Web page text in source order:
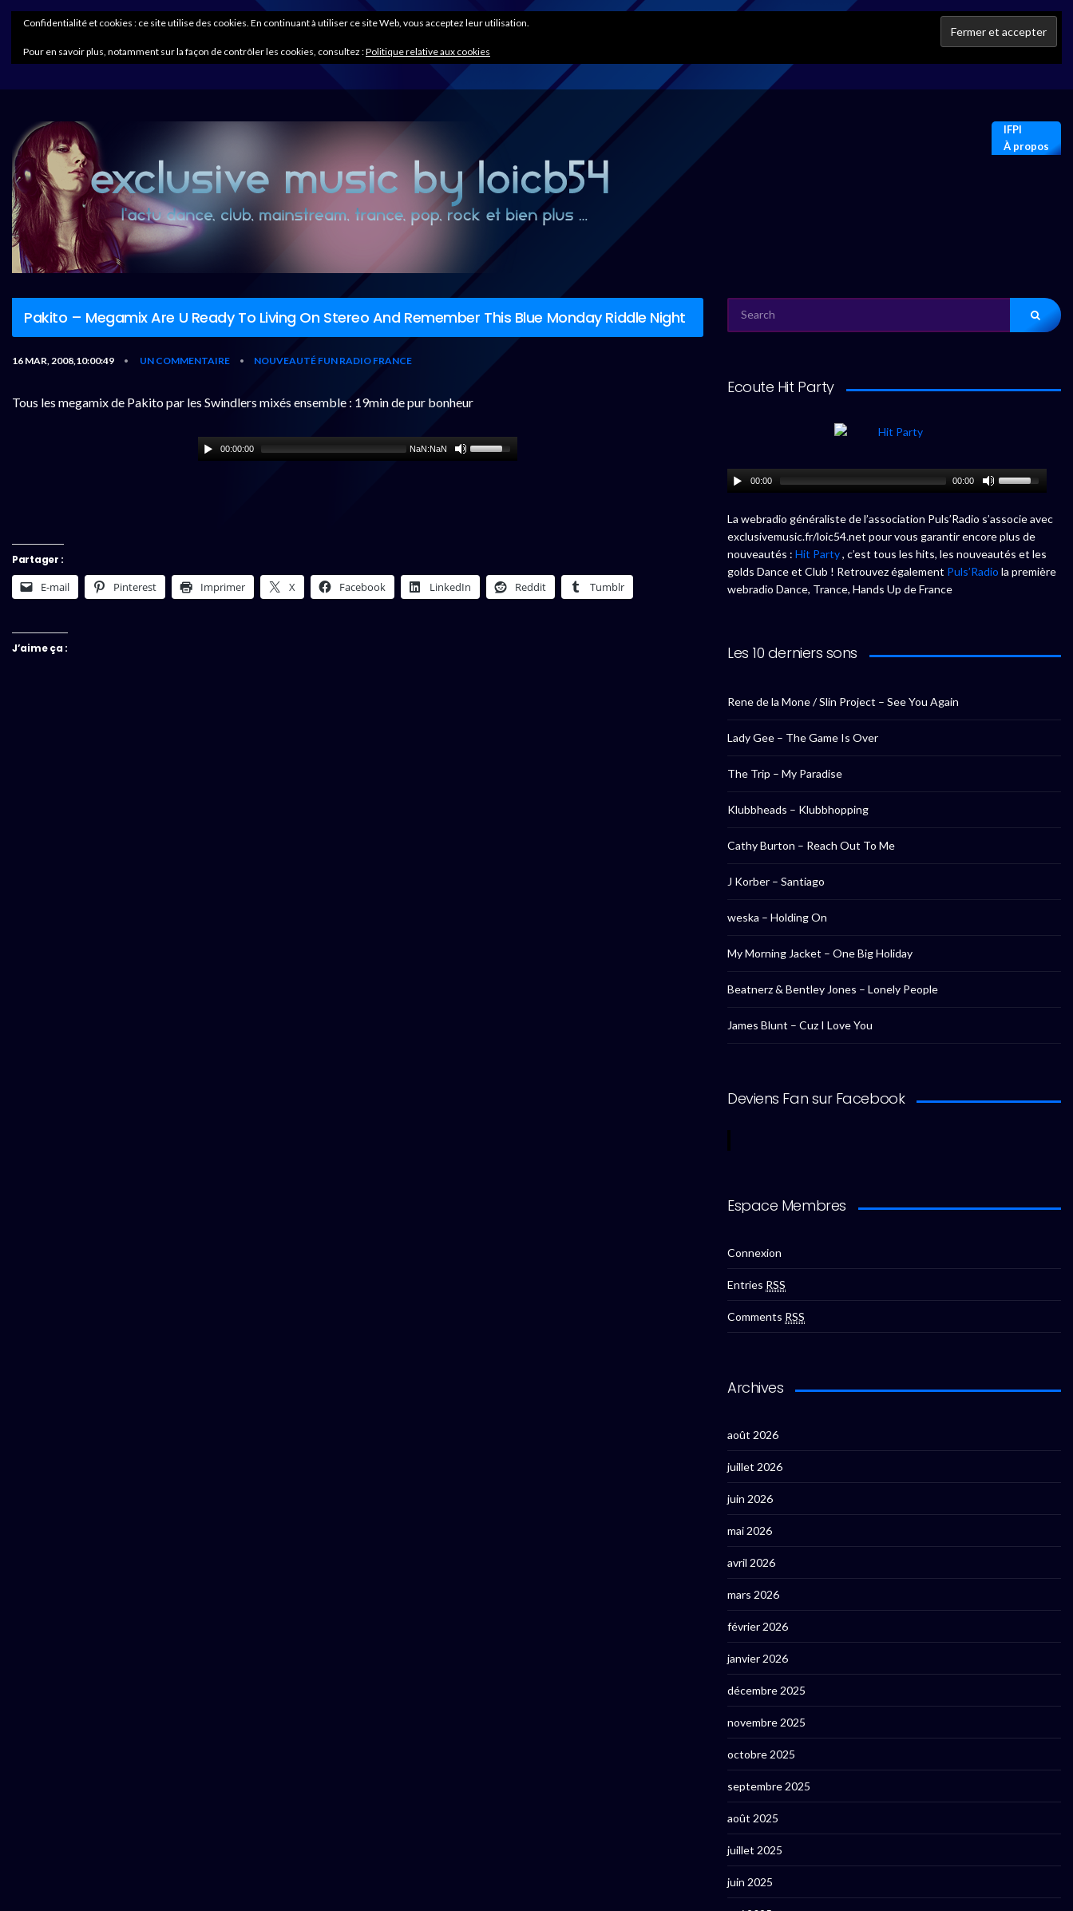
IFPI
À propos
Pakito – Megamix Are U Ready To Living On Stereo And Remember This Blue Monday Riddle Night
16 MAR, 2008,10:00:49 • UN COMMENTAIRE • NOUVEAUTÉ FUN RADIO FRANCE
Tous les megamix de Pakito par les Swindlers mixés ensemble : 19min de pur bonheur
00:00:00 NaN:NaN
Partager :
E-mail Pinterest Imprimer X Facebook LinkedIn Reddit Tumblr
J’aime ça :
FOR:
Ecoute Hit Party
00:00 00:00
La webradio généraliste de l’association Puls’Radio s’associe avec
exclusivemusic.fr/loic54.net pour vous garantir encore plus de
nouveautés : Hit Party, c’est tous les hits, les nouveautés et les
golds Dance et Club ! Retrouvez également Puls’Radio la première
webradio Dance, Trance, Hands Up de France
Les 10 derniers sons
Rene de la Mone / Slin Project – See You Again
Lady Gee – The Game Is Over
The Trip – My Paradise
Klubbheads – Klubbhopping
Cathy Burton – Reach Out To Me
J Korber – Santiago
weska – Holding On
My Morning Jacket – One Big Holiday
Beatnerz & Bentley Jones – Lonely People
James Blunt – Cuz I Love You
Deviens Fan sur Facebook
Espace Membres
Connexion
Entries RSS
Comments RSS
Archives
août 2026
juillet 2026
juin 2026
mai 2026
avril 2026
mars 2026
février 2026
janvier 2026
décembre 2025
novembre 2025
octobre 2025
septembre 2025
août 2025
juillet 2025
juin 2025
Confidentialité et cookies : ce site utilise des cookies. En continuant à utiliser ce site Web, vous acceptez leur utilisation.
Pour en savoir plus, notamment sur la façon de contrôler les cookies, consultez :Politique relative aux cookies